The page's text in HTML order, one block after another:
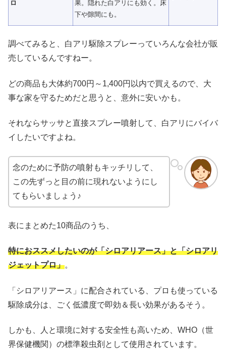
ロ
果。隠れた白アリにも効く。床
下や隙間にも。
調べてみると、白アリ駆除スプレーっていろんな会社が販
売しているんですねー。
どの商品も大体約700円～1,400円以内で買えるので、大
事な家を守るためだと思うと、意外に安いかも。
それならサッサと直接スプレー噴射して、白アリにバイバ
イしたいですよね。
念のために予防の噴射もキッチリして、
この先ずっと目の前に現れないようにし
てもらいましょう♪
表にまとめた10商品のうち、
特におススメしたいのが「シロアリアース」と「シロアリ
ジェットプロ」。
「シロアリアース」に配合されている、プロも使っている
駆除成分は、ごく低濃度で即効＆長い効果があるそう。
しかも、人と環境に対する安全性も高いため、WHO（世
界保健機関）の標準殺虫剤として使用されています。